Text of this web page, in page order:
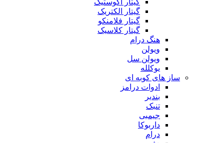
گیتار الکتریک
گیتار فلامنکو
گیتار کلاسیک
هنگ درام
ویولن
ویولن سل
یوکلله
ساز های کوبه ای
ادوات درامز
بندیر
تنبک
جیمبی
داربوکا
درام